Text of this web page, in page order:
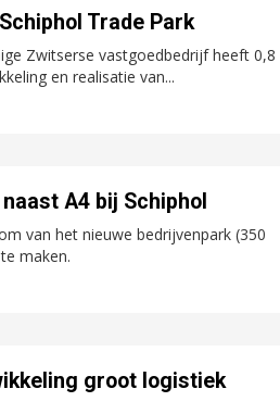
Trade Park
Zwitserse vastgoedbedrijf heeft 0,8
en realisatie van...
A4 bij Schiphol
van het nieuwe bedrijvenpark (350
maken.
groot logistiek